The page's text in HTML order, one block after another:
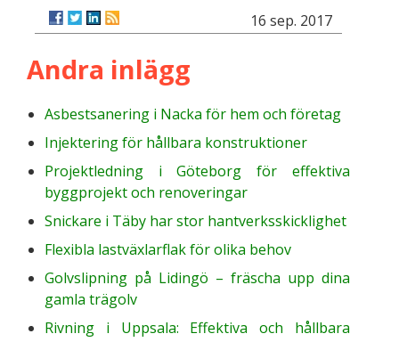
16 sep. 2017
Andra inlägg
Asbestsanering i Nacka för hem och företag
Injektering för hållbara konstruktioner
Projektledning i Göteborg för effektiva
byggprojekt och renoveringar
Snickare i Täby har stor hantverksskicklighet
Flexibla lastväxlarflak för olika behov
Golvslipning på Lidingö – fräscha upp dina
gamla trägolv
Rivning i Uppsala: Effektiva och hållbara